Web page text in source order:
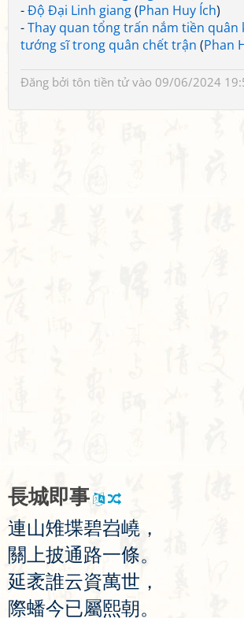
-Độ Đại Linh giang(Phan Huy Ích)
-Thay quan tổng trấn nắm tiền quân
tướng sĩ trong quân chết trận (Phan
Đăng bởi tôn tiền tửvào 09/06/2024
長城即事
連山雉堞碧岧嶢 ，
關 上披通路一條。
延袤誰云資萬世 ，
際蟠今已屬熙朝。